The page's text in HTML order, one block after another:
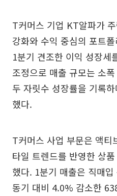
T커머스 기업 KT알파가
강화와 수익 중심의 포트
1분기 견조한 이익 성장세
조정으로 매출 규모는 소
두 자릿수 성장률을 기록
했다.
T커머스 사업 부문은 액티
타일 트렌드를 반영한 상
했다. 1분기 매출은 직매
동기 대비 4.0% 감소한